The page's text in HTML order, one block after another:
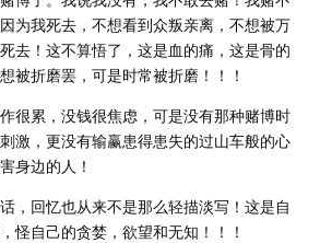
为我死去，不想看到众叛亲离，不想被万
去！这不算悟了，这是血的痛，这是骨的
被折磨罢，可是时常被折磨！！！
很累，没钱很焦虑，可是没有那种赌博时
激，更没有输赢患得患失的过山车般的心
身边的人！
，回忆也从来不是那么轻描淡写！这是自
怪自己的贪婪，欲望和无知！！！